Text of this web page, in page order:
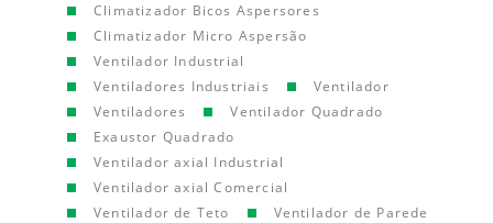
Climatizador Bicos Aspersores
Climatizador Micro Aspersão
Ventilador Industrial
Ventiladores Industriais
Ventilador
Ventiladores
Ventilador Quadrado
Exaustor Quadrado
Ventilador axial Industrial
Ventilador axial Comercial
Ventilador de Teto
Ventilador de Parede